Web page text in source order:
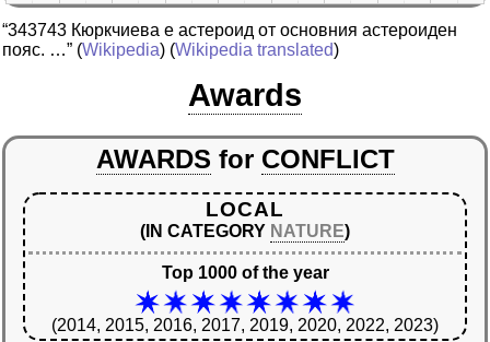
“343743 Кюркчиева е астероид от основния астероиден
пояс. …” (Wikipedia) (Wikipedia translated)
Awards
AWARDS for CONFLICT
LOCAL
(IN CATEGORY NATURE)
Top 1000 of the year
(2014, 2015, 2016, 2017, 2019, 2020, 2022, 2023)